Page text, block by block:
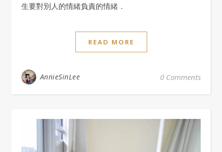
生要對別人的情緒負責的情緒．
READ MORE
AnnieSinLee 0 Comments